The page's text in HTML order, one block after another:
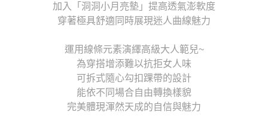
加入「洞洞小月亮墊」提高透氣澎軟度
穿著極具舒適同時展現迷人曲線魅力
運用線條元素演繹高級大人範兒~
為穿搭增添難以抗拒女人味
可拆式隨心勾扣踝帶的設計
能依不同場合自由轉換樣貌
完美體現渾然天成的自信與魅力